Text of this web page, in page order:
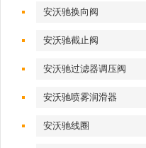
安沃驰换向阀
安沃驰截止阀
安沃驰过滤器调压阀
安沃驰喷雾润滑器
安沃驰线圈